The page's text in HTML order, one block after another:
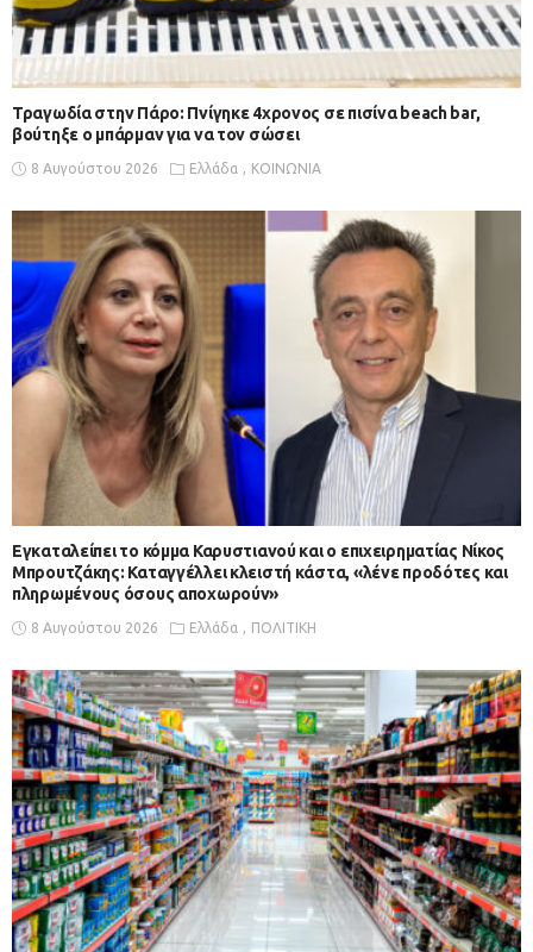
Τραγωδία στην Πάρο: Πνίγηκε 4χρονος σε πισίνα beach bar,
βούτηξε ο μπάρμαν για να τον σώσει
8 Αυγούστου 2026 Ελλάδα ΚΟΙΝΩΝΙΑ
Εγκαταλείπει το κόμμα Καρυστιανού και ο επιχειρηματίας Νίκος
Μπρουτζάκης: Καταγγέλλει κλειστή κάστα, «λένε προδότες και
πληρωμένους όσους αποχωρούν»
8 Αυγούστου 2026 Ελλάδα ΠΟΛΙΤΙΚΗ